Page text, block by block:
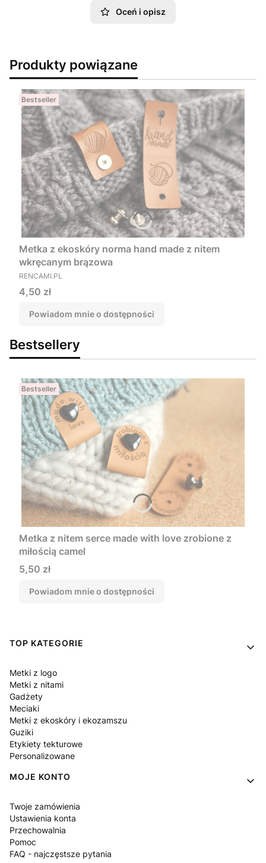
Oceń i opisz
Produkty powiązane
Bestseller
Metka z ekoskóry norma hand made z nitem
wkręcanym brązowa
PRODUCENT
RENCAMI.PL
Cena
4,50 zł
Powiadom mnie o dostępności
Bestsellery
Bestseller
Metka z nitem serce made with love zrobione z
miłością camel
Cena
5,50 zł
Powiadom mnie o dostępności
Linki w stopce
TOP KATEGORIE
Metki z logo
Metki z nitami
Gadżety
Meciaki
Metki z ekoskóry i ekozamszu
Guziki
Etykiety tekturowe
Personalizowane
MOJE KONTO
Twoje zamówienia
Ustawienia konta
Przechowalnia
Pomoc
FAQ - najczęstsze pytania